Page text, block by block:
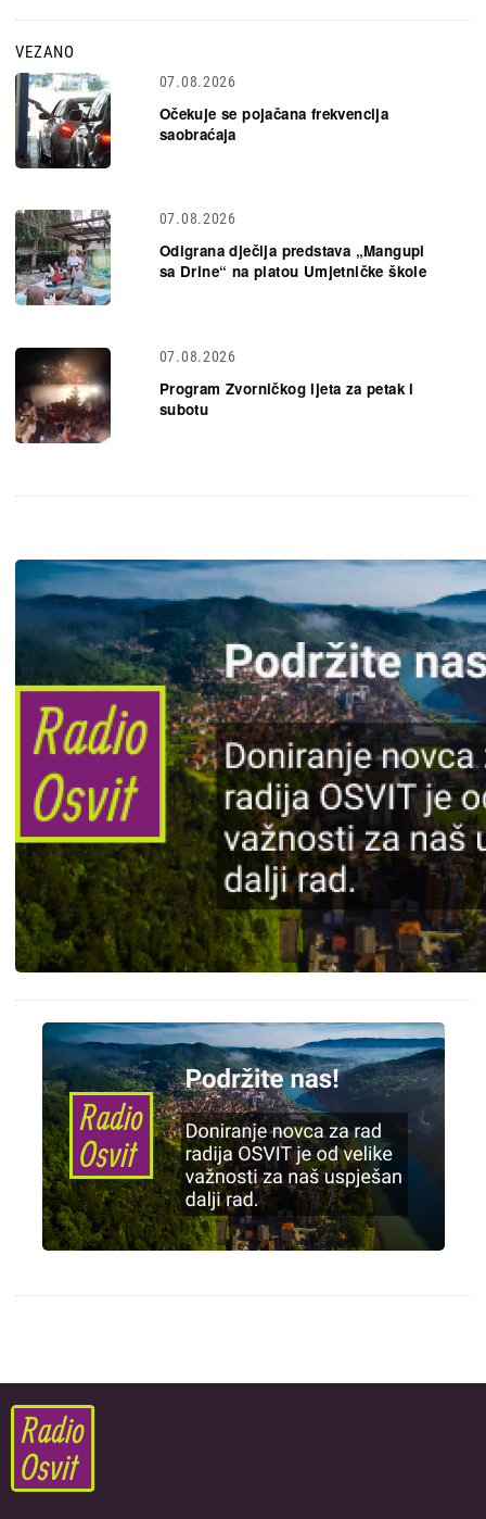
VEZANO
07.08.2026
Očekuje se pojačana frekvencija
saobraćaja
07.08.2026
Odigrana dječija predstava „Mangupi
sa Drine“ na platou Umjetničke škole
07.08.2026
Program Zvorničkog ljeta za petak i
subotu
Slika